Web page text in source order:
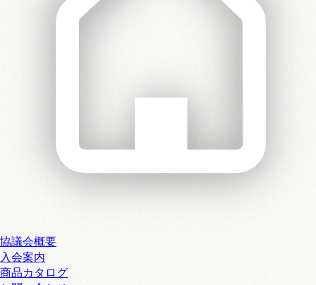
協議会概要
入会案内
商品カタログ